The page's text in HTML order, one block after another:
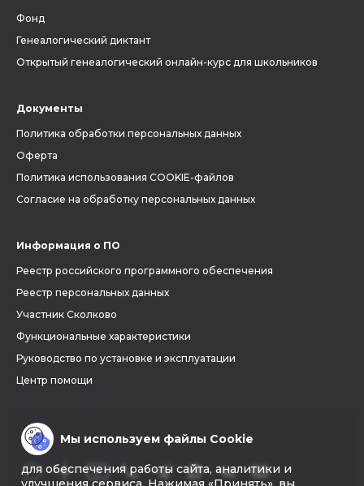
Фонд
Генеалогический диктант
Открытый генеалогический онлайн-курс для школьников
Документы
Политика обработки персональных данных
Оферта
Политика использования COOKIE-файлов
Согласие на обработку персональных данных
Информация о ПО
Реестр российского программного обеспечения
Реестр персональных данных
Участник Сколково
Функциональные характеристики
Руководство по установке и эксплуатации
Центр помощи
Мы используем файлы Cookie
для обеспечения работы сайта, аналитики и